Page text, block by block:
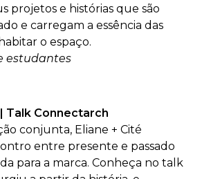
projetos e histórias que são
e carregam a essência das
o espaço.
estudantes
Talk Connectarch
conjunta, Eliane + Cité
entre presente e passado
para a marca. Conheça no talk